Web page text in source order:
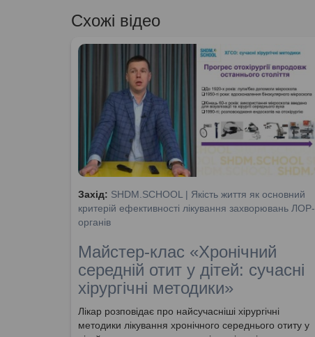
Схожі відео
Захід: SHDM.SCHOOL | Якість життя як основний
критерій ефективності лікування захворювань ЛОР-
органів
Майстер-клас «Хронічний
середній отит у дітей: сучасні
хірургічні методики»
Лікар розповідає про найсучасніші хірургічні
методики лікування хронічного середнього отиту у